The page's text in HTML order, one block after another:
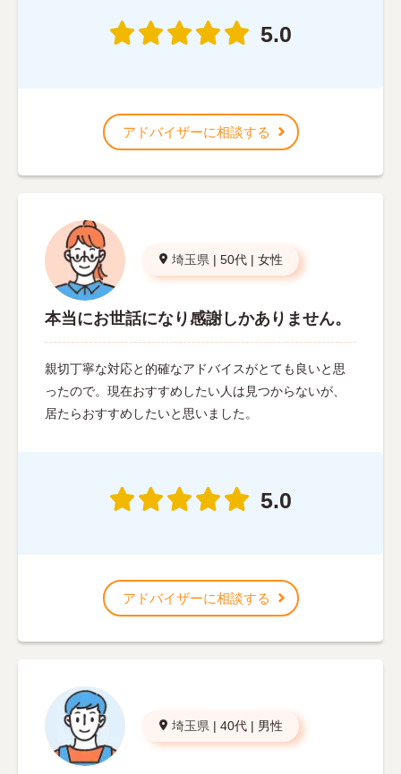
5.0
アドバイザーに相談する
埼玉県 | 50代 | 女性
本当にお世話になり感謝しかありません。
親切丁寧な対応と的確なアドバイスがとても良いと思
ったので。現在おすすめしたい人は見つからないが、
居たらおすすめしたいと思いました。
5.0
アドバイザーに相談する
埼玉県 | 40代 | 男性